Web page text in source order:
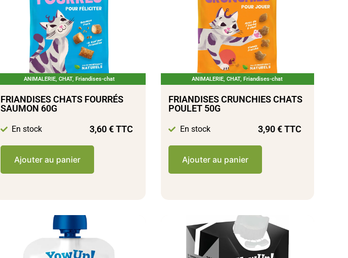
ANIMALERIE, CHAT, Friandises-chat
FRIANDISES CHATS FOURRÉS
SAUMON 60G
En stock 3,60€TTC
Ajouter au panier
ANIMALERIE,CHAT,Friandises-chat
FRIANDISES CRUNCHIES CHATS
POULET 50G
En stock 3,90€TTC
Ajouter au panier